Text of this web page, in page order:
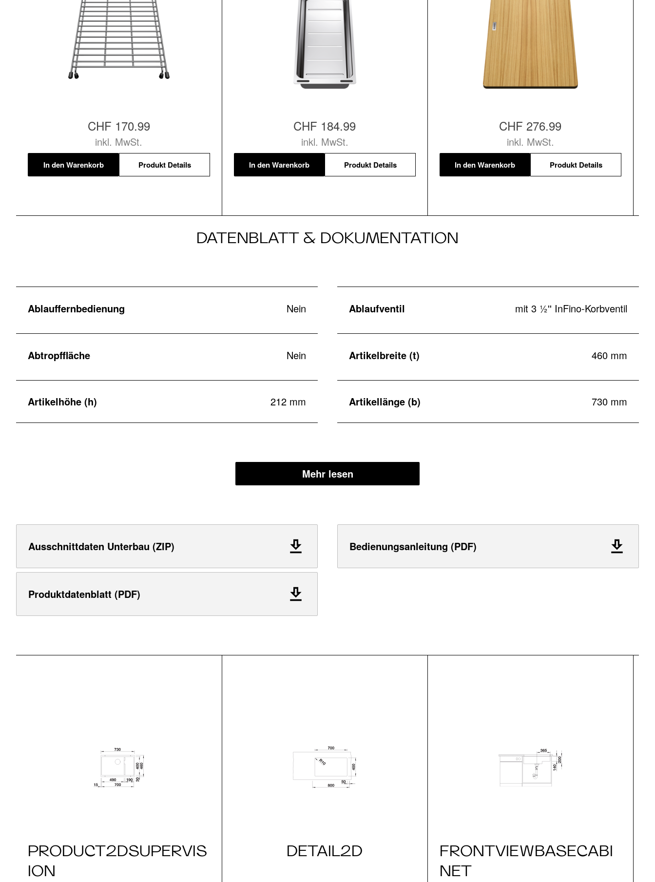
CHF 170.99
inkl. MwSt.
In den Warenkorb Produkt Details
CHF 184.99
inkl. MwSt.
In den Warenkorb Produkt Details
CHF 276.99
inkl. MwSt.
In den Warenkorb Produkt Details
DATENBLATT & DOKUMENTATION
Ablauffernbedienung Nein Ablaufventil mit 3 ½'' InFino-Korbventil
Abtropffläche Nein Artikelbreite (t) 460 mm
Artikelhöhe (h) 212 mm Artikellänge (b) 730 mm
Mehr lesen
Ausschnittdaten Unterbau (ZIP) Bedienungsanleitung (PDF)
Produktdatenblatt (PDF)
PRODUCT2DSUPERVIS
ION
DETAIL2D
FRONTVIEWBASECABI
NET